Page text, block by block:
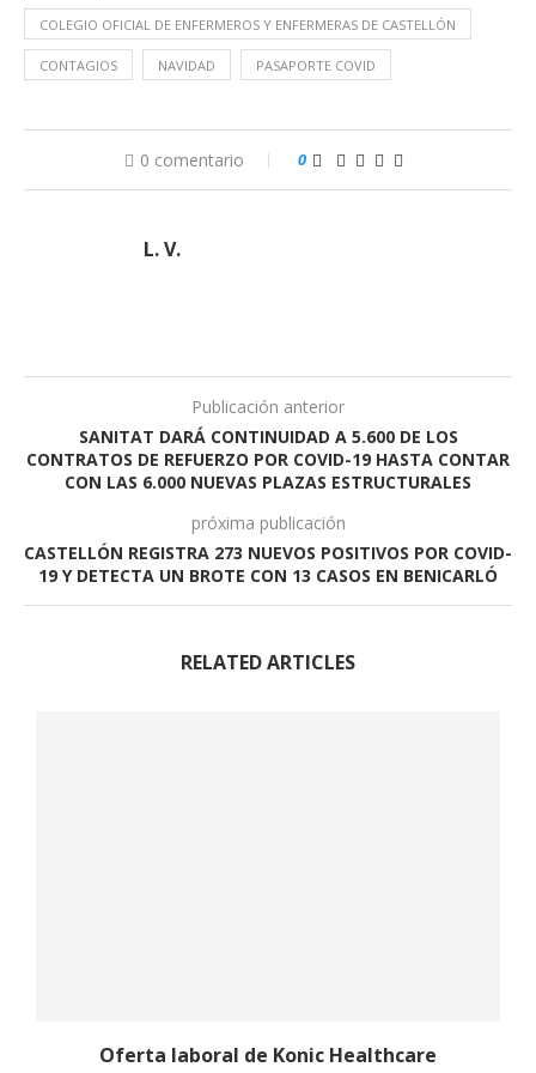
COLEGIO OFICIAL DE ENFERMEROS Y ENFERMERAS DE CASTELLÓN
CONTAGIOS NAVIDAD PASAPORTE COVID
0 comentario 0
L. V.
Publicación anterior
SANITAT DARÁ CONTINUIDAD A 5.600 DE LOS
CONTRATOS DE REFUERZO POR COVID-19 HASTA CONTAR
CON LAS 6.000 NUEVAS PLAZAS ESTRUCTURALES
próxima publicación
CASTELLÓN REGISTRA 273 NUEVOS POSITIVOS POR COVID-
19 Y DETECTA UN BROTE CON 13 CASOS EN BENICARLÓ
RELATED ARTICLES
Oferta laboral de Konic Healthcare